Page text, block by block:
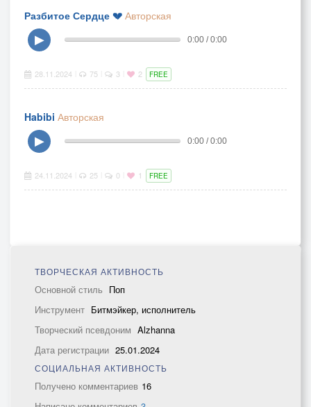
Разбитое Сердце 💔 Авторская
▶
0:00 / 0:00
28.11.2024 75 3 2 FREE
Habibi Авторская
▶
0:00 / 0:00
24.11.2024 25 0 1 FREE
ТВОРЧЕСКАЯ АКТИВНОСТЬ
Основной стиль Поп
Инструмент Битмэйкер, исполнитель
Творческий псевдоним Alzhanna
Дата регистрации 25.01.2024
СОЦИАЛЬНАЯ АКТИВНОСТЬ
Получено комментариев 16